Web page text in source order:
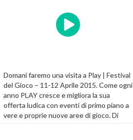
Domani faremo una visita a Play | Festival
del Gioco – 11-12 Aprile 2015. Come ogni
anno PLAY cresce e migliora la sua
offerta ludica con eventi di primo piano a
vere e proprie nuove aree di gioco. Di